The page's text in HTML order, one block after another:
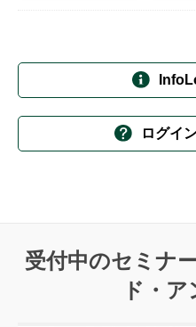
ログイ
受付中のセミナ
ド・